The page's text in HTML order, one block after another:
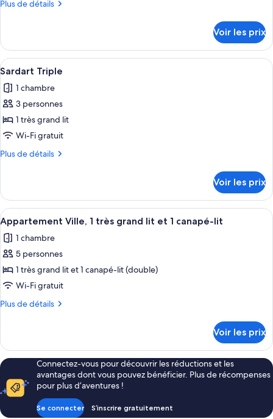
Sardart
Standard
Plus de détails
Plus
le
type
de
Sardart
Standard
Voir les prix
Afficher
toutes
les
photos
pour
ce
type
Sardart
Triple
Une chambre d’hôtel avec deux lits,
12
Sardart Triple
1 chambre
3 personnes
1 très grand lit
Wi-Fi gratuit
Plus de détails
Plus
le
type
de
chambre
Sardart
Triple
Voir les prix
Afficher
toutes
les
photos
pour
ce
type
Appartement
Ville,
1
très
grand
lit
Un salon moderne avec une table
1
Appartement Ville, 1 très grand lit et 1 canapé-lit
1 chambre
5 personnes
1 très grand lit et 1 canapé-lit (double)
Wi-Fi gratuit
Plus de détails
Plus
le
type
de
chambre
Appartement
1
Voir les prix
Connectez-vous pour découvrir les réductions et les
avantages dont vous pouvez bénéficier. Plus de récompenses
pour plus d’aventures !
Se connecter S’inscrire gratuitement